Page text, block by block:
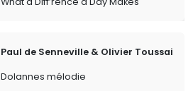
Paul de Senneville & Olivier Toussaint
Dolannes mélodie